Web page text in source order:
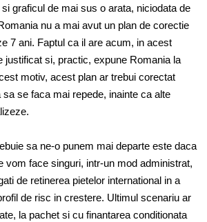
graficul de mai sus o arata, niciodata de
nu a mai avut un plan de corectie
7 ani. Faptul ca il are acum, in acest
justificat si, practic, expune Romania la
motiv, acest plan ar trebui corectat
se faca mai repede, inainte ca alte
sa ne-o punem mai departe este daca
vom face singuri, intr-un mod administrat,
de retinerea pietelor international in a
de risc in crestere. Ultimul scenariu ar
la pachet si cu finantarea conditionata